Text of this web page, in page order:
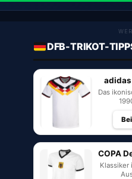
DFB-TRIKOT-
Das
COPA
Klassiker